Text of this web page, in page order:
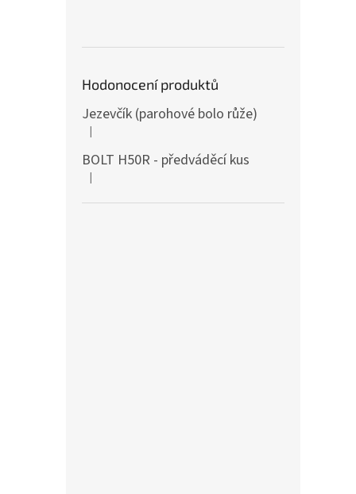
Hodonocení produktů
Jezevčík (parohové bolo růže)
Hodnocení produktu je 5 z 5 hvězdiček.
|
BOLT H50R - předváděcí kus
Hodnocení produktu je 5 z 5 hvězdiček.
|